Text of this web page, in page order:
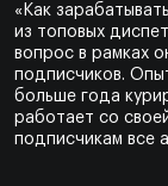
Авторы
Сертификат
Блог
Контакты
EN
«Как
из топовых
вопрос в рамках
подписчиков.
больше года
работает со
подписчикам все